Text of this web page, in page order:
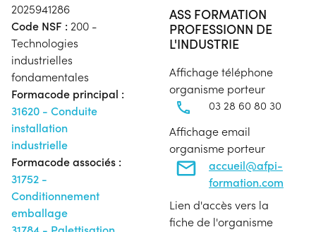
2025941286
Code NSF : 200 -
Technologies
industrielles
fondamentales
Formacode principal :
31620 - Conduite
installation
industrielle
Formacode associés :
31752 -
Conditionnement
emballage
ASS FORMATION
PROFESSIONN DE
L'INDUSTRIE
Affichage téléphone
organisme porteur
03 28 60 80 30
Affichage email
organisme porteur
accueil@afpi-
formation.com
Lien d'accès vers la
fiche de l'organisme